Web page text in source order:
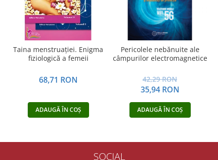
Taina menstruației. Enigma
fiziologică a femeii
68,71 RON
ADAUGĂ ÎN COȘ
Pericolele nebănuite ale
câmpurilor electromagnetice
42,29 RON
35,94 RON
ADAUGĂ ÎN COȘ
SOCIAL